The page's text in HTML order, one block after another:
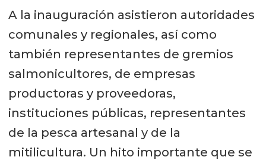
A la inauguración asistieron autoridades
comunales y regionales, así como
también representantes de gremios
salmonicultores, de empresas
productoras y proveedoras,
instituciones públicas, representantes
de la pesca artesanal y de la
mitilicultura. Un hito importante que se